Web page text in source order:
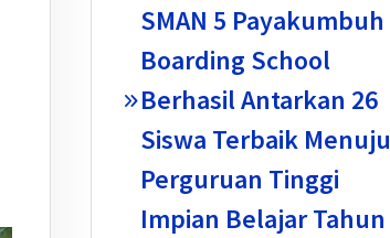
SMAN 5 Payakumbuh
Boarding School
Berhasil Antarkan 26
Siswa Terbaik Menuju
Perguruan Tinggi
Impian Belajar Tahun